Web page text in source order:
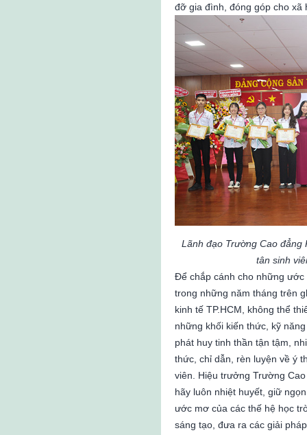
đỡ gia đình, đóng góp cho xã
Lãnh đạo Trường Cao đẳng
tân sinh
Để chắp cánh cho những
trong những năm tháng trên
kinh tế TP.HCM, không thể
những khối kiến thức, kỹ
phát huy tinh thần tận tậm,
thức, chỉ dẫn, rèn luyện về ý
viên. Hiệu trưởng Trường
hãy luôn nhiệt huyết, giữ
ước mơ của các thế hệ học
sáng tạo, đưa ra các giải